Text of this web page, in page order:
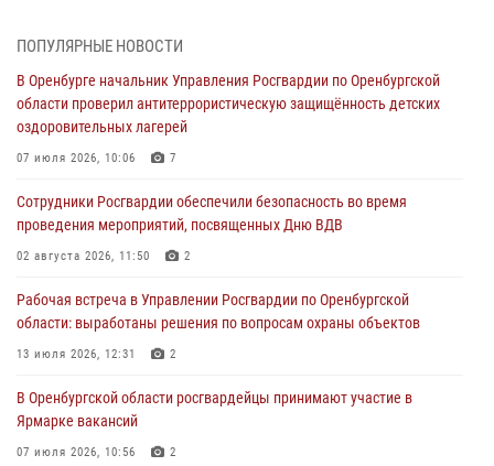
28 июля 2026, 09:41 1
Росгвардейцы обеспечили правопорядок на праздновании Дня
ВМФ в Оренбурге
27 июля 2026, 14:36 2
жизненной ситуации (ВИДЕО)
26 июля 2026, 14:45
образовательных учреждений к новому учебному году
24 июля 2026, 12:25
проведён рейд по строительным объектам
23 июля 2026, 10:47
ПОПУЛЯРНЫЕ НОВОСТИ
В Оренбурге начальник Управления Росгвардии по Оренбургской
области проверил антитеррористическую защищённость детских
оздоровительных лагерей
07 июля 2026, 10:06 7
Сотрудники Росгвардии обеспечили безопасность во время
проведения мероприятий, посвященных Дню ВДВ
02 августа 2026, 11:50 2
Рабочая встреча в Управлении Росгвардии по Оренбургской
области: выработаны решения по вопросам охраны объектов
13 июля 2026, 12:31 2
В Оренбургской области росгвардейцы принимают участие в
Ярмарке вакансий
07 июля 2026, 10:56 2